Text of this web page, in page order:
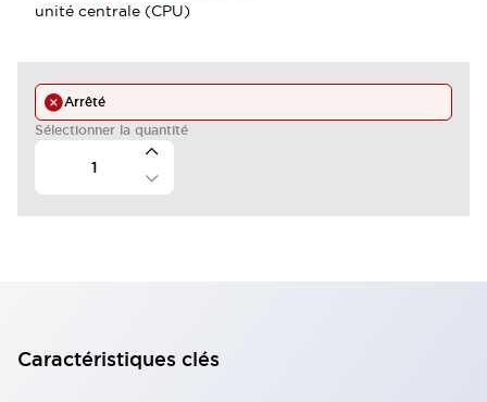
unité centrale (CPU)
Arrêté
Sélectionner la quantité
Caractéristiques clés